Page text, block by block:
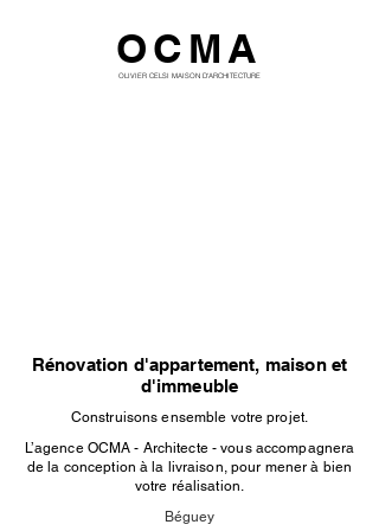
OCMA
OLIVIER CELSI MAISON D'ARCHITECTURE
Rénovation d'appartement, maison et
d'immeuble
Construisons ensemble votre projet.
L’agence OCMA - Architecte - vous accompagnera
de la conception à la livraison, pour mener à bien
votre réalisation.
Béguey